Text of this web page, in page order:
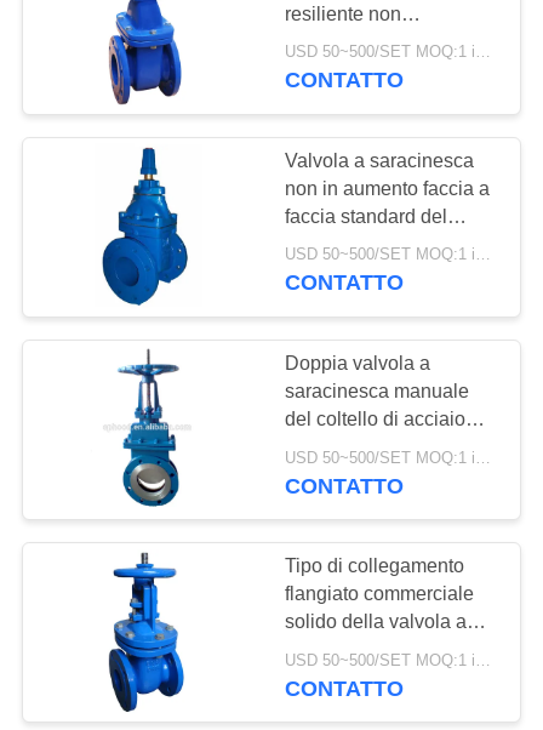
resiliente non
aumentante del gambo
WCB della valvola a
USD 50~500/SET MOQ:1 insieme
CONTATTO
Valvola a saracinesca
non in aumento faccia a
faccia standard del
gambo della valvola a
saracinesca del tappo
USD 50~500/SET MOQ:1 insieme
CONTATTO
Doppia valvola a
saracinesca manuale
del coltello di acciaio
inossidabile della
valvola a saracinesca
CONTATTO
Tipo di collegamento
flangiato commerciale
solido della valvola a
saracinesca dell'acciaio
fuso dell'acqua
USD 50~500/SET MOQ:1 insieme
CONTATTO